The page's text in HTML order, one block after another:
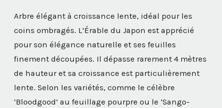
Arbre élégant à croissance lente, idéal pour les
coins ombragés. L’Érable du Japon est apprécié
pour son élégance naturelle et ses feuilles
finement découpées. Il dépasse rarement 4 mètres
de hauteur et sa croissance est particulièrement
lente. Selon les variétés, comme le célèbre
‘Bloodgood’ au feuillage pourpre ou le ‘Sango-